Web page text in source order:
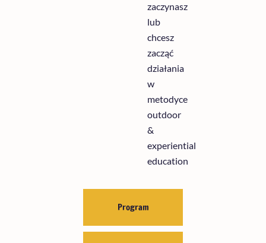
Program
zaczynasz
lub
chcesz
zacząć
działania
w
metodyce
outdoor
&
experiential
education